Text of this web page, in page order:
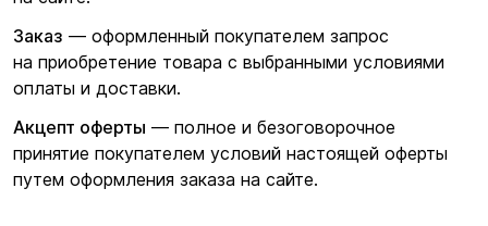
Заказ — оформленный покупателем запрос
на приобретение товара с выбранными условиями
оплаты и доставки.
Акцепт оферты — полное и безоговорочное
принятие покупателем условий настоящей оферты
путем оформления заказа на сайте.